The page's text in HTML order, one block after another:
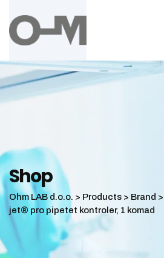
content
Shop
Ohm LAB d.o.o. > Products > Brand >
jet® pro pipetet kontroler, 1 komad